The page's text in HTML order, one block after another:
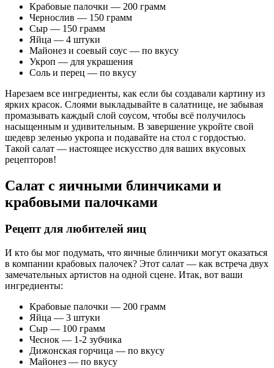
Крабовые палочки — 200 грамм
Чернослив — 150 грамм
Сыр — 150 грамм
Яйца — 4 штуки
Майонез и соевый соус — по вкусу
Укроп — для украшения
Соль и перец — по вкусу
Нарезаем все ингредиенты, как если бы создавали картину из
ярких красок. Слоями выкладывайте в салатнице, не забывая
промазывать каждый слой соусом, чтобы всё получилось
насыщенным и удивительным. В завершение укройте свой
шедевр зеленью укропа и подавайте на стол с гордостью.
Такой салат — настоящее искусство для ваших вкусовых
рецепторов!
Салат с яичными блинчиками и
крабовыми палочками
Рецепт для любителей яиц
И кто бы мог подумать, что яичные блинчики могут оказаться
в компании крабовых палочек? Этот салат — как встреча двух
замечательных артистов на одной сцене. Итак, вот ваши
ингредиенты:
Крабовые палочки — 200 грамм
Яйца — 3 штуки
Сыр — 100 грамм
Чеснок — 1-2 зубчика
Дижонская горчица — по вкусу
Майонез — по вкусу